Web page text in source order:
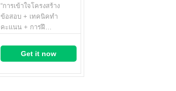
“การเข้าใจโครงสร้าง
ข้อสอบ + เทคนิคทำ
คะแนน + การฝึ…
Get it now